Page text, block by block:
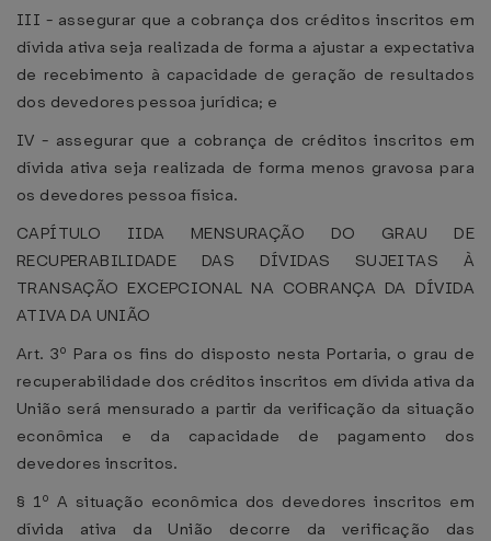
III - assegurar que a cobrança dos créditos inscritos em
dívida ativa seja realizada de forma a ajustar a expectativa
de recebimento à capacidade de geração de resultados
dos devedores pessoa jurídica; e
IV - assegurar que a cobrança de créditos inscritos em
dívida ativa seja realizada de forma menos gravosa para
os devedores pessoa física.
CAPÍTULO IIDA MENSURAÇÃO DO GRAU DE
RECUPERABILIDADE DAS DÍVIDAS SUJEITAS À
TRANSAÇÃO EXCEPCIONAL NA COBRANÇA DA DÍVIDA
ATIVA DA UNIÃO
Art. 3º Para os fins do disposto nesta Portaria, o grau de
recuperabilidade dos créditos inscritos em dívida ativa da
União será mensurado a partir da verificação da situação
econômica e da capacidade de pagamento dos
devedores inscritos.
§ 1º A situação econômica dos devedores inscritos em
dívida ativa da União decorre da verificação das